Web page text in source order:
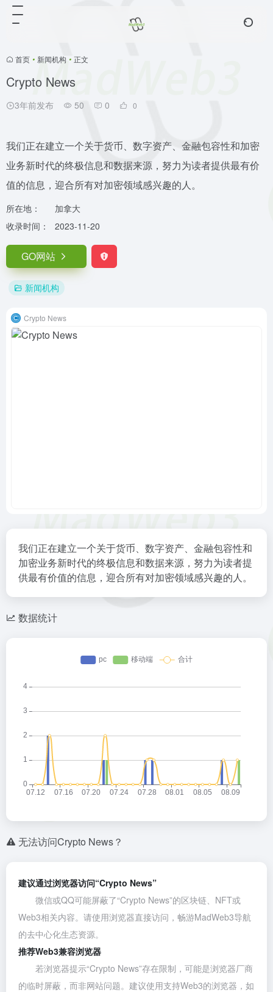
首页 • 新闻机构 • 正文
Crypto News
3年前发布 50 0 0
我们正在建立一个关于货币、数字资产、金融包容性和加密
业务新时代的终极信息和数据来源，努力为读者提供最有价
值的信息，迎合所有对加密领域感兴趣的人。
所在地：
加拿大
收录时间：
2023-11-20
GO网站
新闻机构
Crypto News
我们正在建立一个关于货币、数字资产、金融包容性和
加密业务新时代的终极信息和数据来源，努力为读者提
供最有价值的信息，迎合所有对加密领域感兴趣的人。
数据统计
无法访问Crypto News？
建议通过浏览器访问“Crypto News”
微信或QQ可能屏蔽了“Crypto News”的区块链、NFT或
Web3相关内容。请使用浏览器直接访问，畅游MadWeb3导航
的去中心化生态资源。
推荐Web3兼容浏览器
若浏览器提示“Crypto News”存在限制，可能是浏览器厂商
的临时屏蔽，而非网站问题。建议使用支持Web3的浏览器，如